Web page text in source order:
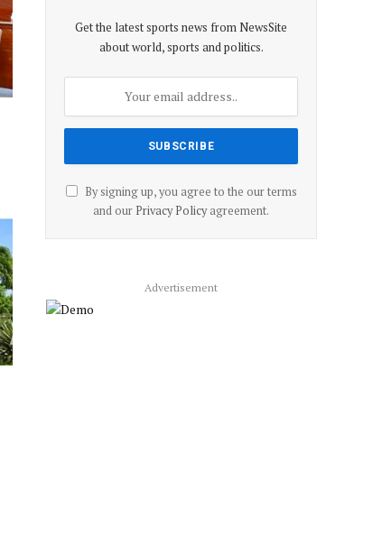
Get the latest sports news from NewsSite
about world, sports and politics.
By signing up, you agree to the our terms
and our Privacy Policyagreement.
Advertisement